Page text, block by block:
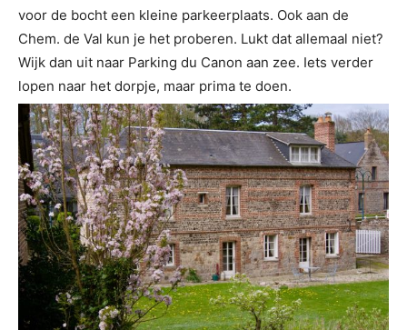
voor de bocht een kleine parkeerplaats. Ook aan de
Chem. de Val kun je het proberen. Lukt dat allemaal niet?
Wijk dan uit naar Parking du Canon aan zee. Iets verder
lopen naar het dorpje, maar prima te doen.